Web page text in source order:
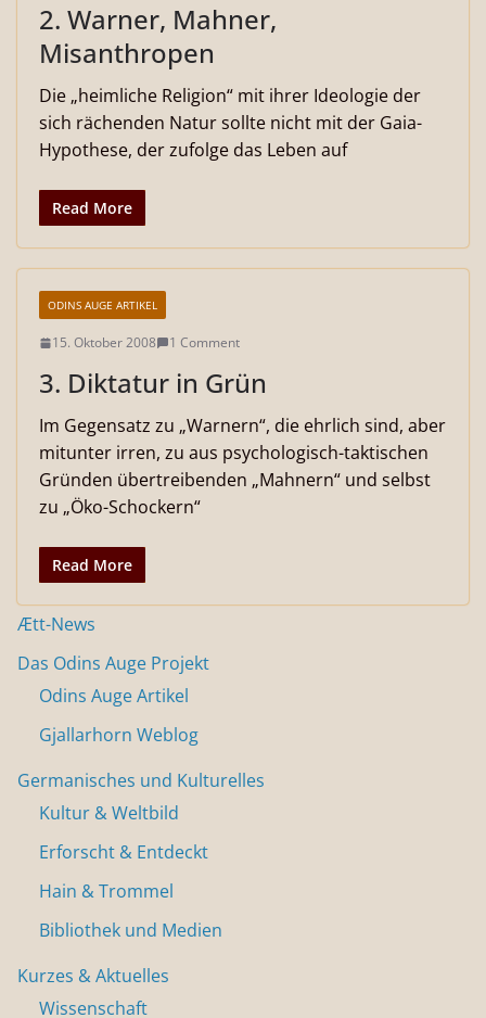
2. Warner, Mahner,
Misanthropen
Die „heimliche Religion“ mit ihrer Ideologie der
sich rächenden Natur sollte nicht mit der Gaia-
Hypothese, der zufolge das Leben auf
Read More
ODINS AUGE ARTIKEL
15. Oktober 2008 1 Comment
3. Diktatur in Grün
Im Gegensatz zu „Warnern“, die ehrlich sind, aber
mitunter irren, zu aus psychologisch-taktischen
Gründen übertreibenden „Mahnern“ und selbst
zu „Öko-Schockern“
Read More
Ætt-News
Das Odins Auge Projekt
Odins Auge Artikel
Gjallarhorn Weblog
Germanisches und Kulturelles
Kultur & Weltbild
Erforscht & Entdeckt
Hain & Trommel
Bibliothek und Medien
Kurzes & Aktuelles
Wissenschaft